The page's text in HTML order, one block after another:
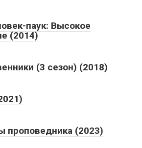
паук: Высокое
(2014)
(3 сезон) (2018)
проповедника (2023)